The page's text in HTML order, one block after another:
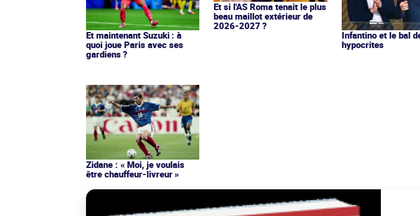
Et maintenant Suzuki : à
quoi joue Paris avec ses
gardiens ?
Et si l'AS Roma tenait le plus
beau maillot extérieur de
2026-2027 ?
Infantino et le bal
hypocrites
Zidane : « Moi, je voulais
être chauffeur-livreur »